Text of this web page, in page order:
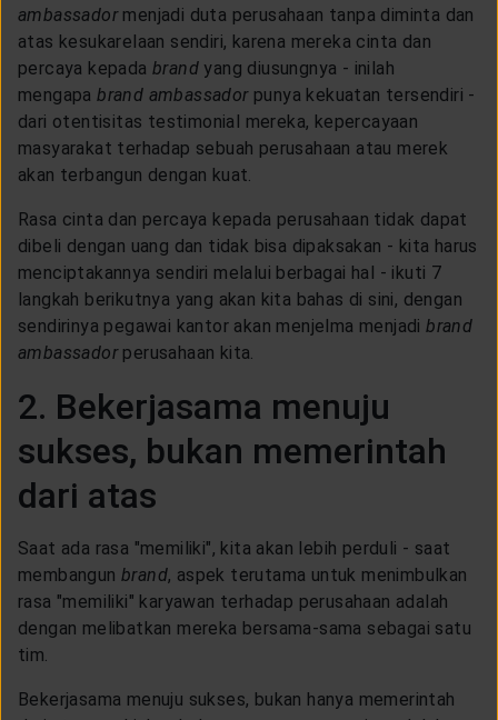
ambassadormenjadi duta perusahaan tanpa diminta dan
atas kesukarelaan sendiri, karena mereka cinta dan
percaya kepadabrand yang diusungnya - inilah
mengapabrand ambassadorpunya kekuatan tersendiri -
dari otentisitas testimonial mereka, kepercayaan
masyarakat terhadap sebuah perusahaan atau merek
akan terbangun dengan kuat.
Rasa cinta dan percaya kepada perusahaan tidak dapat
dibeli dengan uang dan tidak bisa dipaksakan - kita harus
menciptakannya sendiri melalui berbagai hal - ikuti 7
langkah berikutnya yang akan kita bahas di sini, dengan
sendirinya pegawai kantor akan menjelma menjadibrand
ambassadorperusahaan kita.
2. Bekerjasama menuju
sukses, bukan memerintah
dari atas
Saat ada rasa "memiliki", kita akan lebih perduli - saat
membangunbrand, aspek terutama untuk menimbulkan
rasa "memiliki" karyawan terhadap perusahaan adalah
dengan melibatkan mereka bersama-sama sebagai satu
tim.
Bekerjasama menuju sukses, bukan hanya memerintah